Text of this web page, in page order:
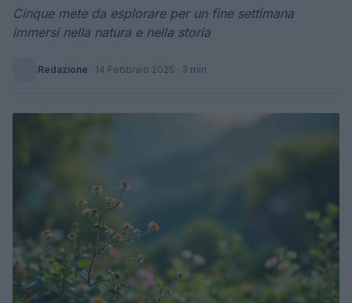
Cinque mete da esplorare per un fine settimana
immersi nella natura e nella storia
Redazione · 14 Febbraio 2025 · 3 min